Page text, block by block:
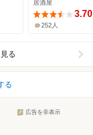
居酒屋
3.70
252人
る
る
広告を非表示